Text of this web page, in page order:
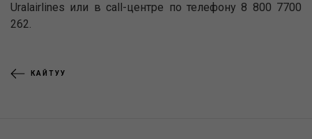
Uralairlines или в call-центре по телефону 8 800 7700
262.
КАЙТУУ